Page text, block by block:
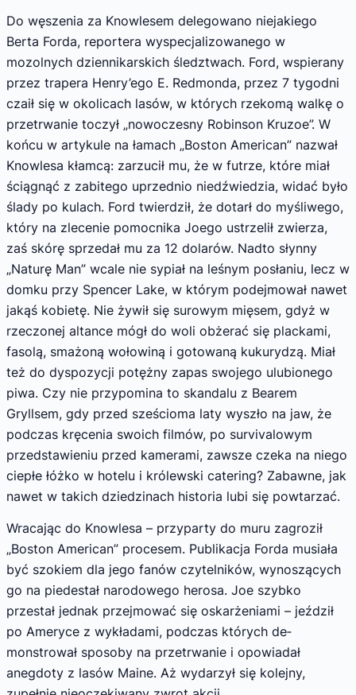
Do węszenia za Knowlesem delegowano niejakiego
Berta Forda, reportera wyspecjalizo­wanego w
mozolnych dziennikarskich śledz­twach. Ford, wspierany
przez trapera Henry’ego E. Redmonda, przez 7 tygodni
czaił się w oko­licach lasów, w których rzekomą walkę o
prze­trwanie toczył „nowoczesny Robinson Kruzoe”. W
końcu w artykule na łamach „Boston American” nazwał
Knowlesa kłamcą: zarzucił mu, że w futrze, które miał
ściągnąć z zabitego uprzednio niedźwiedzia, widać było
ślady po kulach. Ford twierdził, że dotarł do myśliwego,
który na zlecenie pomocnika Joego ustrzelił zwierza,
zaś skórę sprzedał mu za 12 dolarów. Nadto słynny
„Naturę Man” wcale nie sypiał na leśnym posłaniu, lecz w
domku przy Spen­cer Lake, w którym podejmował nawet
jakąś kobietę. Nie żywił się surowym mięsem, gdyż w
rzeczonej altance mógł do woli obżerać się plackami,
fasolą, smażoną wołowiną i gotowa­ną kukurydzą. Miał
też do dyspozycji potężny zapas swojego ulubionego
piwa. Czy nie przy­pomina to skandalu z Bearem
Gryllsem, gdy przed sześcioma laty wyszło na jaw, że
pod­czas kręcenia swoich filmów, po survivalowym
przedstawieniu przed kamerami, zawsze czeka na niego
ciepłe łóżko w hotelu i królewski catering? Zabawne, jak
nawet w takich dziedzinach historia lubi się powtarzać.
Wracając do Knowlesa – przyparty do muru zagroził
„Boston American” procesem. Publikacja Forda musiała
być szokiem dla jego fanów czytelników, wynoszących
go na piede­stał narodowego herosa. Joe szybko
przestał jednak przejmować się oskarżeniami – jeździł
po Ameryce z wykładami, podczas których de­
monstrował sposoby na przetrwanie i opowia­dał
anegdoty z lasów Maine. Aż wydarzył się kolejny,